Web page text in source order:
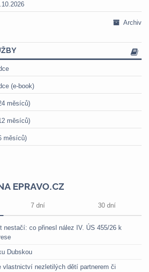
Archiv
(e-book)
měsíců)
měsíců)
měsíců)
EPRAVO.CZ
7 dní 30 dní
nestačí: co přinesl nález IV. ÚS 455/26 k
Dubskou
vlastnictví nezletilých dětí partnerem či